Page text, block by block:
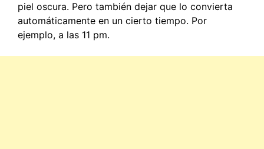
piel oscura. Pero también dejar que lo convierta
automáticamente en un cierto tiempo. Por
ejemplo, a las 11 pm.